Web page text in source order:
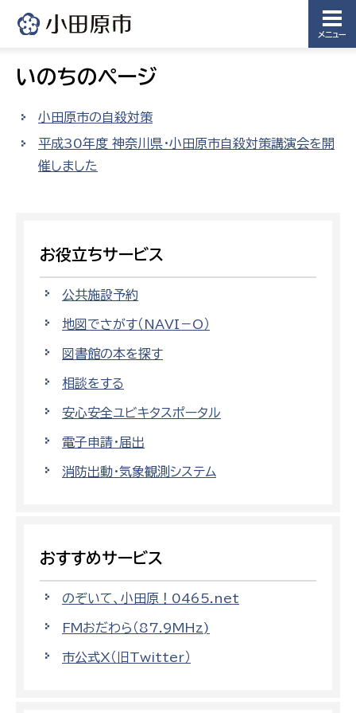
メニュー
いのちのページ
小田原市の自殺対策
平成30年度 神奈川県・小田原市自殺対策講演会を開
催しました
お役立ちサービス
公共施設予約
地図でさがす（NAVI－O）
図書館の本を探す
相談をする
安心安全ユビキタスポータル
電子申請・届出
消防出動・気象観測システム
おすすめサービス
のぞいて、小田原！0465.net
FMおだわら（87.9MHz)
市公式X（旧Twitter）